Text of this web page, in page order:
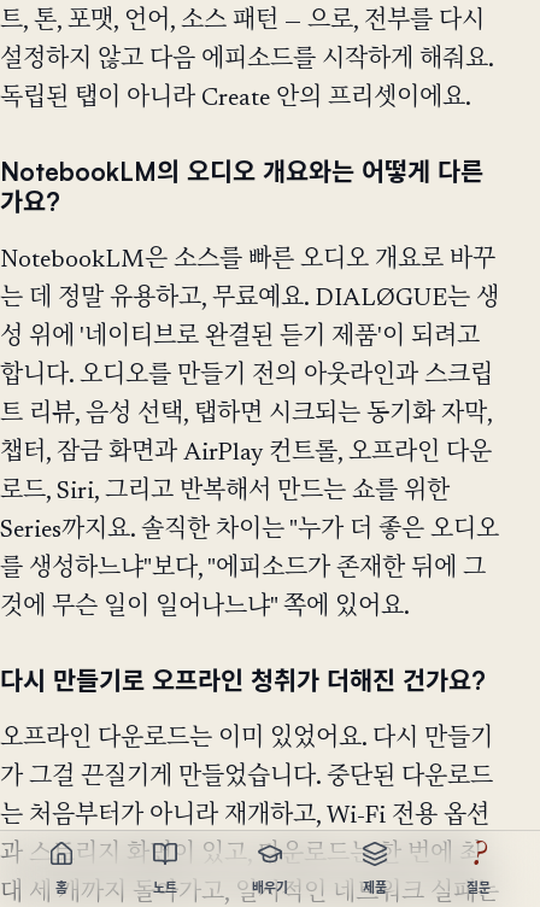
트, 톤, 포맷, 언어, 소스 패턴 — 으로, 전부를 다시
설정하지 않고 다음 에피소드를 시작하게 해줘요.
독립된 탭이 아니라 Create 안의 프리셋이에요.
NotebookLM의 오디오 개요와는 어떻게 다른
가요?
NotebookLM은 소스를 빠른 오디오 개요로 바꾸
는 데 정말 유용하고, 무료예요. DIALØGUE는 생
성 위에 '네이티브로 완결된 듣기 제품'이 되려고
합니다. 오디오를 만들기 전의 아웃라인과 스크립
트 리뷰, 음성 선택, 탭하면 시크되는 동기화 자막,
챕터, 잠금 화면과 AirPlay 컨트롤, 오프라인 다운
로드, Siri, 그리고 반복해서 만드는 쇼를 위한
Series까지요. 솔직한 차이는 "누가 더 좋은 오디오
를 생성하느냐"보다, "에피소드가 존재한 뒤에 그
것에 무슨 일이 일어나느냐" 쪽에 있어요.
다시 만들기로 오프라인 청취가 더해진 건가요?
오프라인 다운로드는 이미 있었어요. 다시 만들기
가 그걸 끈질기게 만들었습니다. 중단된 다운로드
는 처음부터가 아니라 재개하고, Wi-Fi 전용 옵션
과 스토리지 화면이 있고, 다운로드는 한 번에 최
대 세 개까지 돌아가고, 일시적인 네트워크 실패는
홈 노트 배우기 제품
?
질문